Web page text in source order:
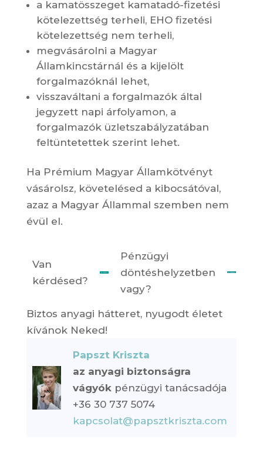
a kamatösszeget kamatadó-fizetési
kötelezettség terheli, EHO fizetési
kötelezettség nem terheli,
megvásárolni a Magyar
Államkincstárnál és a kijelölt
forgalmazóknál lehet,
visszaváltani a forgalmazók által
jegyzett napi árfolyamon, a
forgalmazók üzletszabályzatában
feltüntetettek szerint lehet.
Ha Prémium Magyar Államkötvényt
vásárolsz, követelésed a kibocsátóval,
azaz a Magyar Állammal szemben nem
évül el.
Van
kérdésed?
Pénzügyi
döntéshelyzetben
vagy?
Biztos anyagi hátteret, nyugodt életet
kívánok Neked!
Papszt Kriszta
az anyagi biztonságra
vágyókpénzügyi tanácsadója
+36 30 737 5074
kapcsolat@papsztkriszta.com